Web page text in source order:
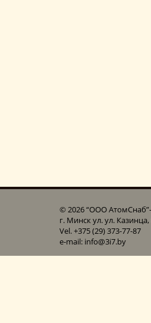
© 2026 “ООО
г. Минск ул. ул. Казинца,
Vel. +375 (29) 373-77-87
e-mail: info@3i7.by